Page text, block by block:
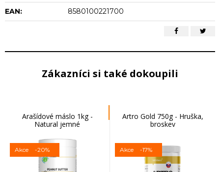
EAN: 8580100221700
Zákazníci si také dokoupili
Arašídové máslo 1kg -
Natural jemné
Akce -20%
Artro Gold 750g - Hruška,
broskev
Akce -17%